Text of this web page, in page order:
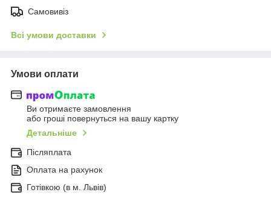
Самовивіз
Всі умови доставки
Умови оплати
Ви отримаєте замовлення
або гроші повернуться на вашу картку
Детальніше
Післяплата
Оплата на рахунок
Готівкою (в м. Львів)